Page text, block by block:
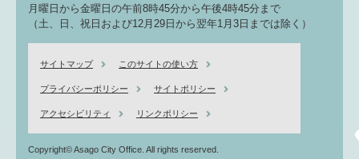
月曜日から金曜日の午前8時45分から午後4時45分まで
（土、日、祝日および12月29日から翌年1月3日までは除く）
サイトマップ このサイトの使い方
プライバシーポリシー サイトポリシー
アクセシビリティ リンクポリシー
Copyright© Asago City Office. All rights reserved.